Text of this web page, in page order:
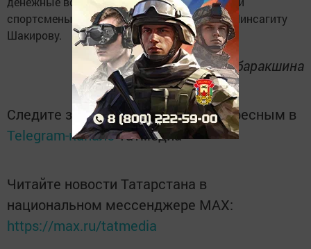
спортсмены благодарны за это спонсору Минсагиту
Шакирову.
Фото Ильдара Мубаракшина
Следите за самым важным и интересным в
Telegram-каналеТатмедиа
Читайте новости Татарстана в
национальном мессенджере MАХ:
https://max.ru/tatmedia